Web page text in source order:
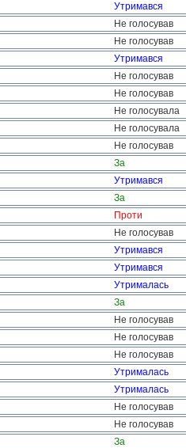
Утримався
Не голосував
Не голосував
Утримався
Не голосував
Не голосував
Не голосувала
Не голосувала
Не голосував
За
Утримався
За
Проти
Не голосував
Утримався
Утримався
Утрималась
За
Не голосував
Не голосував
Не голосував
Утрималась
Утрималась
Не голосував
Не голосував
За